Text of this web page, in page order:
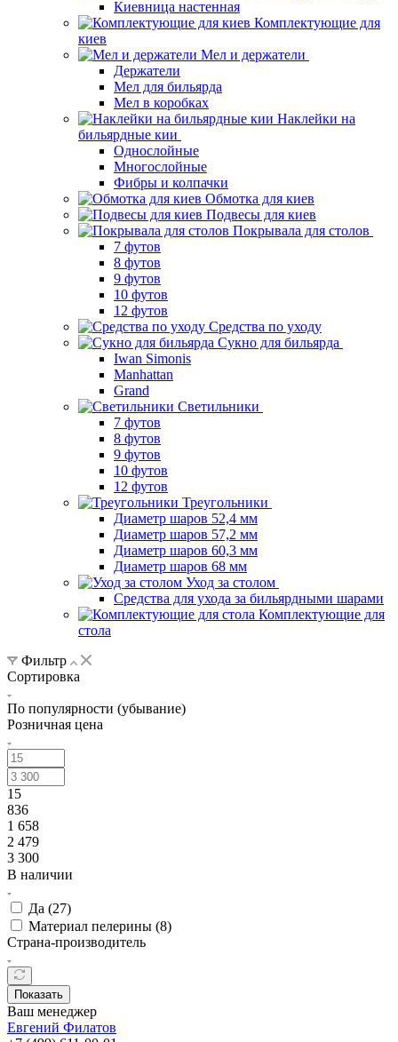
Киевница настенная
Комплектующие для
киев
Мел и держатели
Держатели
Мел для бильярда
Мел в коробках
Наклейки на
бильярдные кии
Однослойные
Многослойные
Фибры и колпачки
Обмотка для киев
Подвесы для киев
Покрывала для столов
7 футов
8 футов
9 футов
10 футов
12 футов
Средства по уходу
Сукно для бильярда
Iwan Simonis
Manhattan
Grand
Светильники
7 футов
8 футов
9 футов
10 футов
12 футов
Треугольники
Диаметр шаров 52,4 мм
Диаметр шаров 57,2 мм
Диаметр шаров 60,3 мм
Диаметр шаров 68 мм
Уход за столом
Средства для ухода за бильярдными шарами
Комплектующие для
стола
Фильтр
Сортировка
По популярности (убывание)
Розничная цена
15
836
1 658
2 479
3 300
В наличии
Да (27)
Материал пелерины (8)
Страна-производитель
Показать
Ваш менеджер
Евгений Филатов